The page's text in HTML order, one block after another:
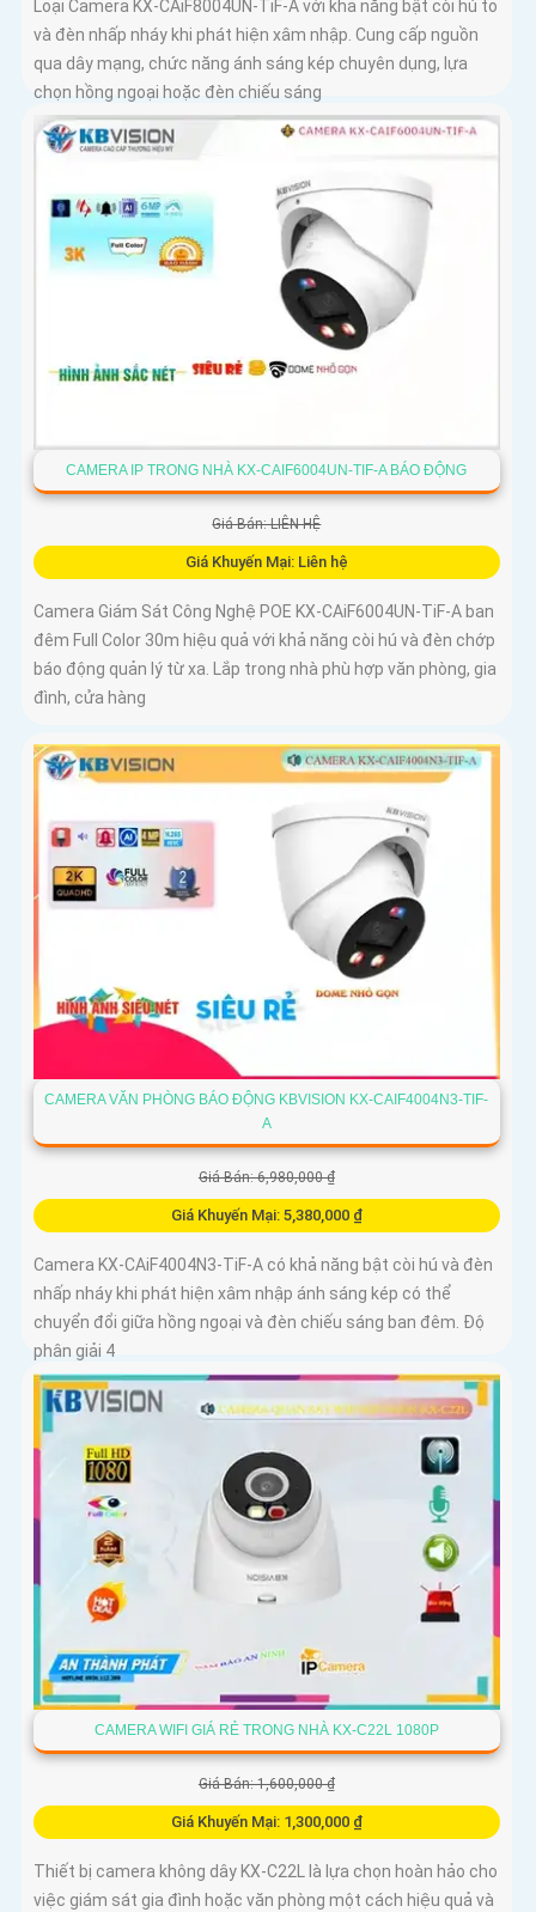
Loại Camera KX-CAiF8004UN-TiF-A với khả năng bật còi hú to
và đèn nhấp nháy khi phát hiện xâm nhập. Cung cấp nguồn
qua dây mạng, chức năng ánh sáng kép chuyên dụng, lựa
chọn hồng ngoại hoặc đèn chiếu sáng
CAMERA IP TRONG NHÀ KX-CAIF6004UN-TIF-A BÁO ĐỘNG
Giá Bán: LIÊN HỆ
Giá Khuyến Mại: Liên hệ
Camera Giám Sát Công Nghệ POE KX-CAiF6004UN-TiF-A ban
đêm Full Color 30m hiệu quả với khả năng còi hú và đèn chớp
báo động quản lý từ xa. Lắp trong nhà phù hợp văn phòng, gia
đình, cửa hàng
CAMERA VĂN PHÒNG BÁO ĐỘNG KBVISION KX-CAIF4004N3-TIF-
A
Giá Bán: 6,980,000 ₫
Giá Khuyến Mại: 5,380,000 ₫
Camera KX-CAiF4004N3-TiF-A có khả năng bật còi hú và đèn
nhấp nháy khi phát hiện xâm nhập ánh sáng kép có thể
chuyển đổi giữa hồng ngoại và đèn chiếu sáng ban đêm. Độ
phân giải 4
CAMERA WIFI GIÁ RẺ TRONG NHÀ KX-C22L 1080P
Giá Bán: 1,600,000 ₫
Giá Khuyến Mại: 1,300,000 ₫
Thiết bị camera không dây KX-C22L là lựa chọn hoàn hảo cho
việc giám sát gia đình hoặc văn phòng một cách hiệu quả và